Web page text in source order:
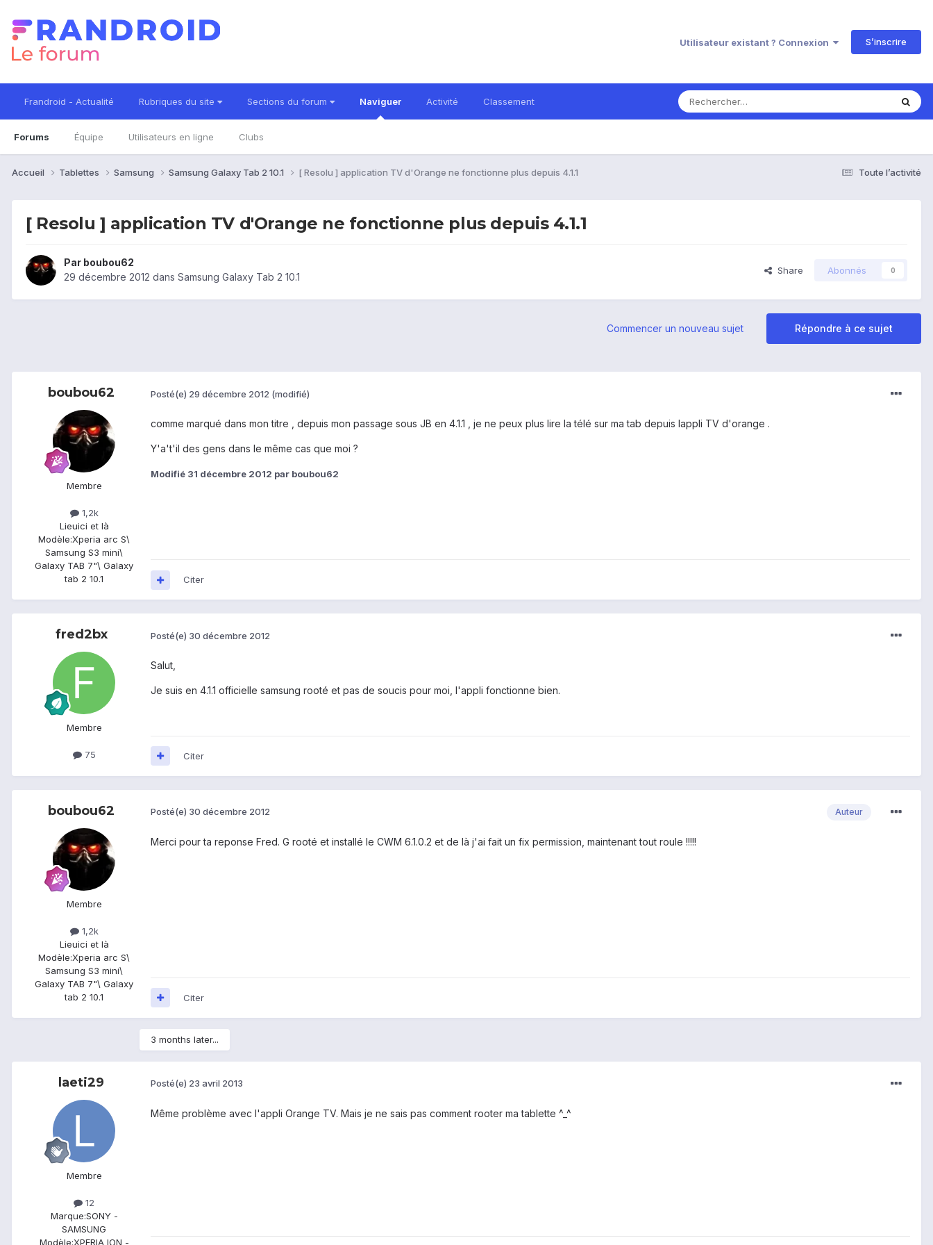
Utilisateur existant ? Connexion S’inscrire
Frandroid - Actualité Rubriques du site Sections du forum Naviguer
Forums Équipe Utilisateurs en ligne Clubs
Activité Classement
Toute l’activité
Accueil Tablettes Samsung Samsung Galaxy Tab 2 10.1 [ Resolu ] application TV d'Orange ne fonctionne plus depuis 4.1.1
[ Resolu ] application TV d'Orange ne fonctionne plus depuis 4.1.1
Par boubou62
29 décembre 2012 dans Samsung Galaxy Tab 2 10.1
Share Abonnés 0
Répondre à ce sujet
Commencer un nouveau sujet
boubou62
Membre
1,2k
Lieuici et là
Modèle:Xperia arc S\
Samsung S3 mini\
Galaxy TAB 7"\ Galaxy
tab 2 10.1
Posté(e) 29 décembre 2012 (modifié)
comme marqué dans mon titre , depuis mon passage sous JB en 4.1.1 , je ne peux plus lire la télé sur ma tab depuis lappli TV d'orange .
Y'a't'il des gens dans le même cas que moi ?
Modifié 31 décembre 2012 par boubou62
Citer
fred2bx
Membre
75
Posté(e) 30 décembre 2012
Salut,
Je suis en 4.1.1 officielle samsung rooté et pas de soucis pour moi, l'appli fonctionne bien.
Citer
boubou62
Membre
1,2k
Lieuici et là
Modèle:Xperia arc S\
Samsung S3 mini\
Galaxy TAB 7"\ Galaxy
tab 2 10.1
Auteur
Posté(e) 30 décembre 2012
Merci pour ta reponse Fred. G rooté et installé le CWM 6.1.0.2 et de là j'ai fait un fix permission, maintenant tout roule !!!!!
Citer
3 months later...
laeti29
Membre
12
Marque:SONY -
SAMSUNG
Modèle:XPERIA ION -
Posté(e) 23 avril 2013
Même problème avec l'appli Orange TV. Mais je ne sais pas comment rooter ma tablette ^_^